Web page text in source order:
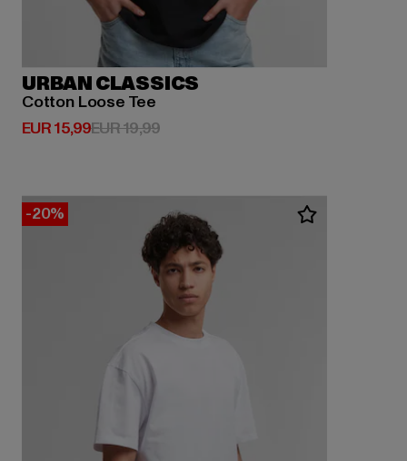
URBAN CLASSICS
Cotton Loose Tee
EUR 15,99
Huidige prijs: EUR 15,99
EUR 19,99Actieprijs: EUR 19,99
-20%